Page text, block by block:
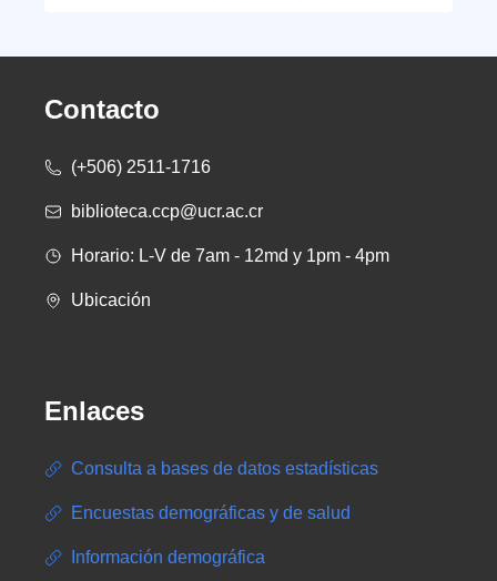
Contacto
(+506) 2511-1716
biblioteca.ccp@ucr.ac.cr
Horario: L-V de 7am - 12md y 1pm - 4pm
Ubicación
Enlaces
Consulta a bases de datos estadísticas
Encuestas demográficas y de salud
Información demográfica